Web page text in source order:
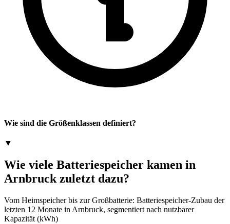
Wie sind die Größenklassen definiert?
▼
Wie viele Batteriespeicher kamen in
Arnbruck zuletzt dazu?
Vom Heimspeicher bis zur Großbatterie: Batteriespeicher-Zubau der
letzten 12 Monate in Arnbruck, segmentiert nach nutzbarer
Kapazität (kWh)